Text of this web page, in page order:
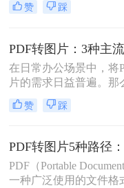
Document Format）作为
保护机制著称，但在某
们更希望将其转换为
Photographic Experts
片文件。那么如何把
jpg图片呢？本文将介绍
法，帮助您轻松实现
赞 踩
在日常办公场景中，将
片的需求日益普遍。那
换成图片呢？本文精选
法，助您高效完成格式
赞 踩
PDF（Portable
一种广泛使用的文件格